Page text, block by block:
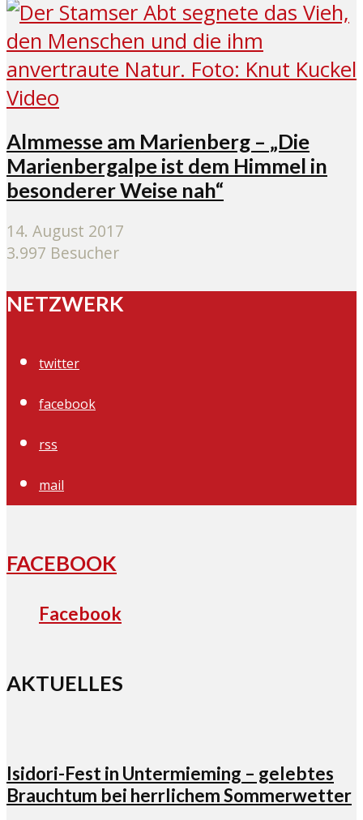
Video
Almmesse am Marienberg – „Die
Marienbergalpe ist dem Himmel in
besonderer Weise nah“
14. August 2017
3.997 Besucher
NETZWERK
twitter
facebook
rss
mail
FACEBOOK
Facebook
AKTUELLES
Isidori-Fest in Untermieming – gelebtes
Brauchtum bei herrlichem Sommerwetter